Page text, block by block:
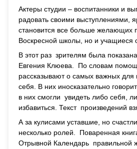
Актеры студии – воспитанники и
радовать своими
становится все больше желающих
Воскресной школы, но и учащиеся
В этот раз зрителям была
Евгения Клюева. По словам
рассказывают о самых важных для
себя. В них иносказательно
в них смогли увидеть либо себя,
избавиться. Текст произведений
А за кулисами уставшие, но
несколько ролей. Поваренная
Отрывной Календарь правильной